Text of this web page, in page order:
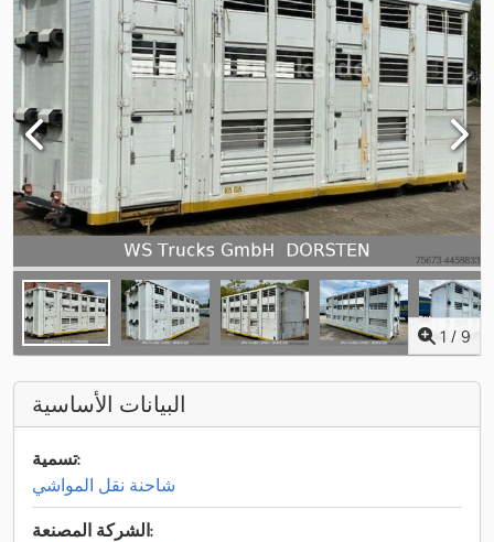
1 / 9
البيانات الأساسية
تسمية:
شاحنة نقل المواشي
الشركة المصنعة: